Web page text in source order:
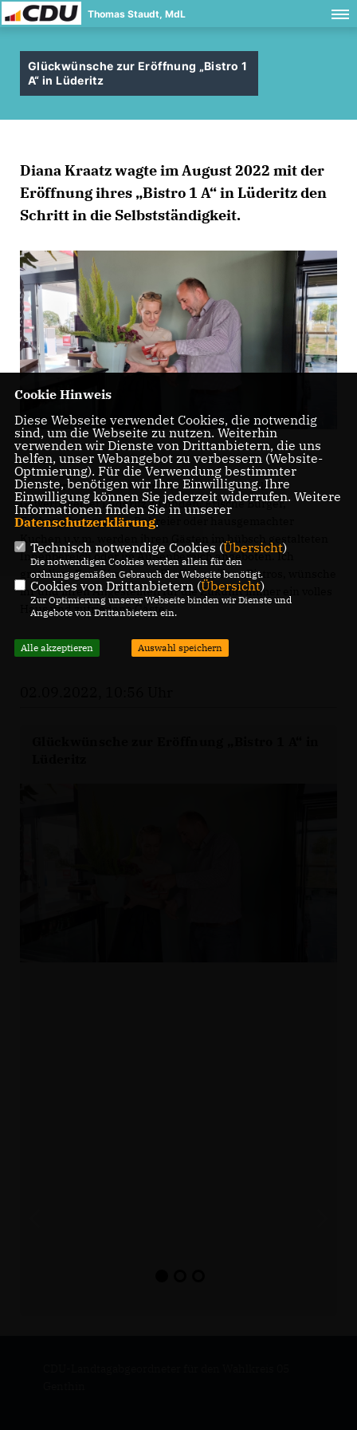
Thomas Staudt, MdL
Glückwünsche zur Eröffnung „Bistro 1
A“ in Lüderitz
Diana Kraatz wagte im August 2022 mit der
Eröffnung ihres „Bistro 1 A“ in Lüderitz den
Schritt in die Selbstständigkeit.
Das Bistro ist direkt neben der Automatenstelle im
Gewerbegebiet Lüderitz zu finden. Frische Burger,
Frühstücksbrötchen, Rühreier oder hausgemachter
Kuchen u.v.m. werden ihren Gästen im hübsch gestalteten
Innenbereich oder im Außenbereich angeboten. Ich
gratuliere Frau Kraatz zur Eröffnung ihres Bistros, wünsche
ihr und ihren Angestellten für die Zukunft immer ein volles
Haus und zufriedene Gäste.
Cookie Hinweis
Diese Webseite verwendet Cookies, die notwendig
sind, um die Webseite zu nutzen. Weiterhin
verwenden wir Dienste von Drittanbietern, die uns
helfen, unser Webangebot zu verbessern (Website-
Optmierung). Für die Verwendung bestimmter
Dienste, benötigen wir Ihre Einwilligung. Ihre
Einwilligung können Sie jederzeit widerrufen. Weitere
Informationen finden Sie in unserer
Datenschutzerklärung.
Technisch notwendige Cookies (Übersicht)
Die notwendigen Cookies werden allein für den
ordnungsgemäßen Gebrauch der Webseite benötigt.
Cookies von Drittanbietern (Übersicht)
Zur Optimierung unserer Webseite binden wir Dienste und
Angebote von Drittanbietern ein.
Alle akzeptieren Auswahl speichern